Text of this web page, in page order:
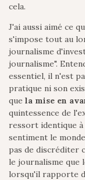
cela.
J'ai aussi aimé ce
s'impose tout au
journalisme
journalisme".
essentiel, il n'est
pratique ni son
que la mise en
quintessence de
ressort identique
sentiment le
pas de discréditer
le journalisme que
lorsqu'il rapporte